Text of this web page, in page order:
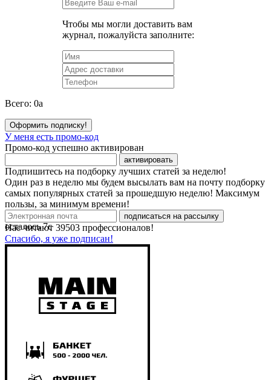
Чтобы мы могли доставить вам
журнал, пожалуйста заполните:
Всего: 0a
Оформить подписку!
У меня есть промо-код
Промо-код успешно активирован
активировать
Подпишитесь на подборку лучших статей за неделю!
Один раз в неделю мы будем высылать вам на почту подборку
самых популярных статей за прошедшую неделю! Максимум
пользы, за минимум времени!
подписаться на рассылку
Нас читают 39503 профессионалов!
Спасибо, я уже подписан!
осталось7с